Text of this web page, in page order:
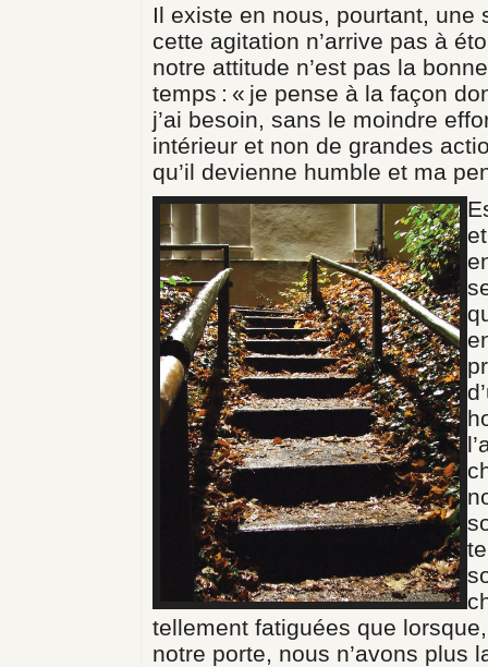
Il existe en nous, pourtant, une
cette agitation n’arrive pas à
notre attitude n’est pas la
temps : « je pense à la façon
j’ai besoin, sans le moindre
intérieur et non de grandes
qu’il devienne humble et ma
tellement fatiguées que
notre porte, nous n’avons plus